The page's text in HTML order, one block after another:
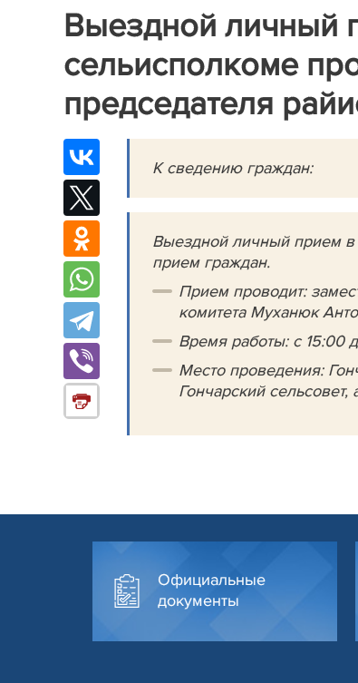
Выездной личный
сельисполкоме
председателя
К сведению граждан:
Выездной личный прием в
прием граждан.
Прием проводит:
комитета Муханюк
Время работы: с 15:00
Место проведения:
Гончарский сельсовет,
Официальные
документы